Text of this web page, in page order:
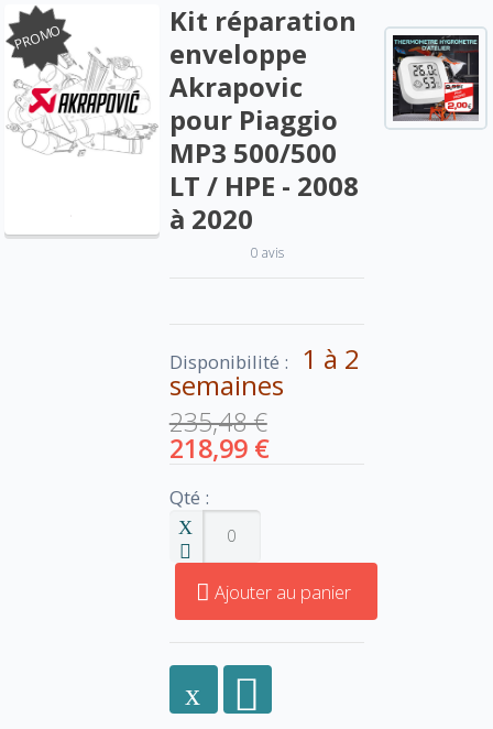
PROMO
Kit réparation
enveloppe
Akrapovic
pour Piaggio
MP3 500/500
LT / HPE - 2008
à 2020
0 avis
Disponibilité : 1 à 2
semaines
235,48 €
218,99 €
Qté :
Ajouter au panier